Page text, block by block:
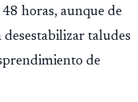
horas, aunque de
taludes
de